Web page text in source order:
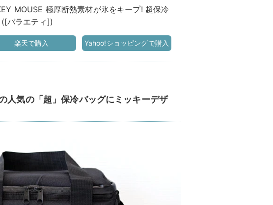
MOUSE 極厚断熱素材が氷をキープ! 超保冷
バラエティ])
楽天で購入 Yahoo!ショッピングで購入
人気の「超」保冷バッグにミッキーデザ